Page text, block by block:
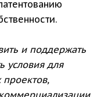
и поддержать
условия для